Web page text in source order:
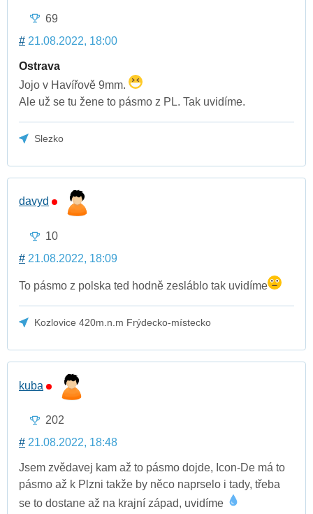
69
# 21.08.2022, 18:00
Ostrava
Jojo v Havířově 9mm.
Ale už se tu žene to pásmo z PL. Tak uvidíme.
Slezko
davyd
10
# 21.08.2022, 18:09
To pásmo z polska ted hodně zesláblo tak uvidíme
Kozlovice 420m.n.m Frýdecko-místecko
kuba
202
# 21.08.2022, 18:48
Jsem zvědavej kam až to pásmo dojde, Icon-De má to
pásmo až k Plzni takže by něco naprselo i tady, třeba
se to dostane až na krajní západ, uvidíme